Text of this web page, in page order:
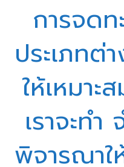
การจดท
ประเภทต่
ให้เหมา
เราจะทำ
พิจารณาใ